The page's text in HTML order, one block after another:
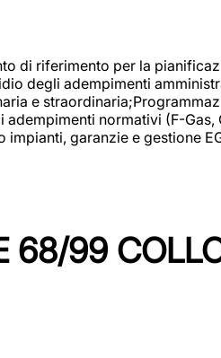
di riferimento per la
degli adempimenti
e
normativi (F-
garanzie e gestione
68/99